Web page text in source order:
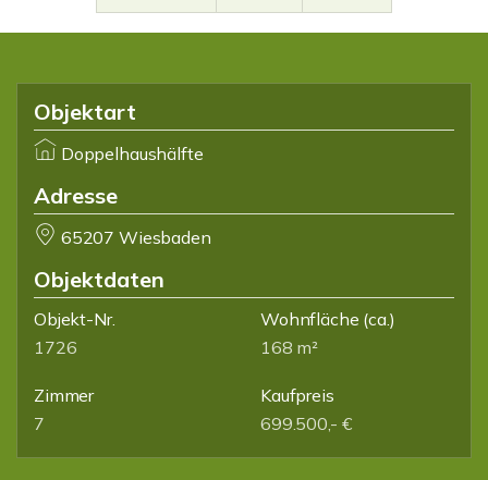
Objektart
Doppelhaushälfte
Adresse
65207 Wiesbaden
Objektdaten
Objekt-Nr.
1726
Wohnfläche (ca.)
168 m²
Zimmer
7
Kaufpreis
699.500,- €